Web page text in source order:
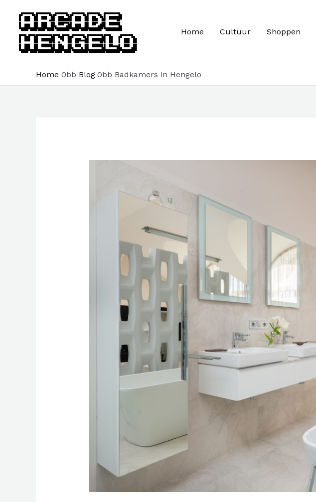
inhoud
Home Cultuur Shoppen
Home Blog Badkamers in Hengelo